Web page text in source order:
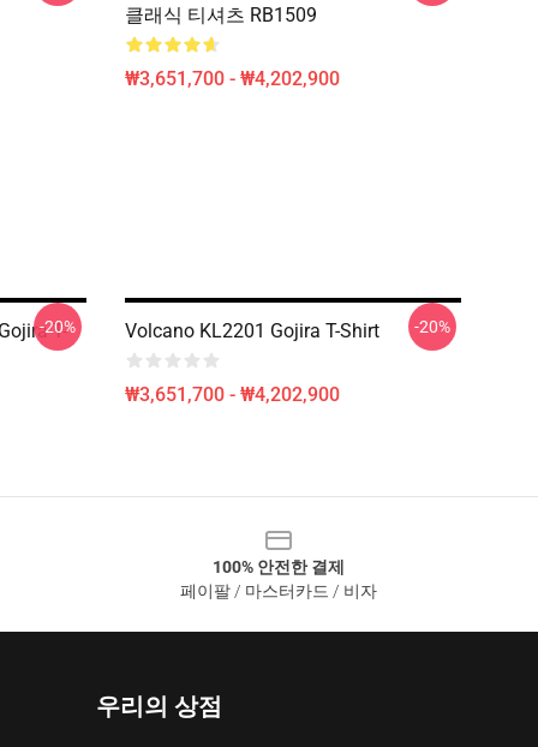
클래식 티셔츠 RB1509
₩3,651,700 - ₩4,202,900
T-
-20% Volcano KL2201 Gojira T-Shirt
₩3,651,700 - ₩4,202,900
-20%
100% 안전한 결제
페이팔 / 마스터카드 / 비자
우리의 상점